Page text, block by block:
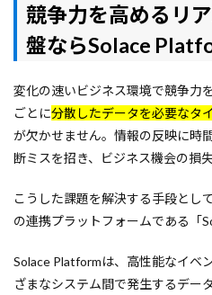
競争力を高めるリ
盤ならSolace
変化の速いビジネス環境で競争力
ごとに分散したデータを必要なタ
が欠かせません。情報の反映に時
断ミスを招き、ビジネス機会の損
こうした課題を解決する手段とし
の連携プラットフォームである「
Solace Platformは、高性能なイベ
ざまなシステム間で発生するデー